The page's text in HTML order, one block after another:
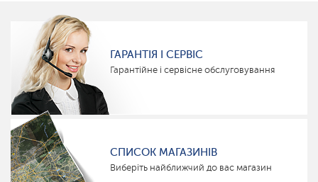
ГАРАНТІЯ І СЕРВІС
Гарантійне і сервісне обслуговування
СПИСОК МАГАЗИНІВ
Виберіть найближчий до вас магазин